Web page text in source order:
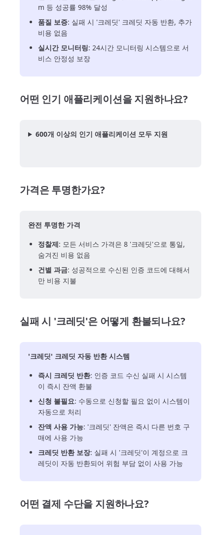
m 등 성공률 98% 달성
품질 보증: 실패 시 '크레딧' 크레딧 자동 반환, 추가
비용 없음
실시간 모니터링: 24시간 모니터링 시스템으로 서
비스 안정성 보장
어떤 인기 애플리케이션을 지원하나요?
600개 이상의 인기 애플리케이션 모두 지원
가격은 투명한가요?
완전 투명한 가격
정찰제: 모든 서비스 가격은 8 '크레딧'으로 통일,
숨겨진 비용 없음
건별 과금: 성공적으로 수신된 인증 코드에 대해서
만 비용 지불
실패 시 '크레딧'은 어떻게 환불되나요?
'크레딧' 크레딧 자동 반환 시스템
즉시 크레딧 반환: 인증 코드 수신 실패 시 시스템
이 즉시 잔액 환불
신청 불필요: 수동으로 신청할 필요 없이 시스템이
자동으로 처리
잔액 사용 가능: '크레딧' 잔액은 즉시 다른 번호 구
매에 사용 가능
크레딧 반환 보장: 실패 시 '크레딧'이 계정으로 크
레딧이 자동 반환되어 위험 부담 없이 사용 가능
어떤 결제 수단을 지원하나요?